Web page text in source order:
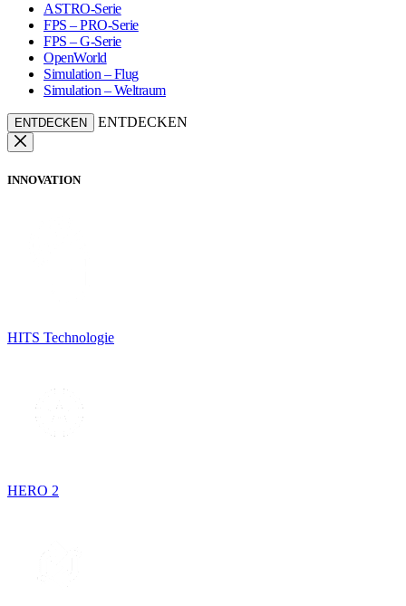
ASTRO-Serie
FPS – PRO-Serie
FPS – G-Serie
OpenWorld
Simulation – Flug
Simulation – Weltraum
ENTDECKEN ENTDECKEN
INNOVATION
HITS Technologie
HERO 2